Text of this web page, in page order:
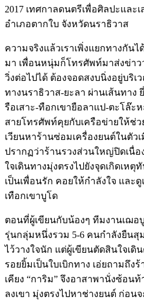
2017 เทศกาลดนตรีเพื่อศิลปะและ
อำเภอตากใบ จังหวัดนราธิวาส
ความจริงแล้วเราเพิ่งแยกทางกัน
มา เพื่อนหนุ่มก็โทรศัพท์มาส่งข่า
วิ่งต่อไปได้ ต้องจอดสงบนิ่งอยู่บริเ
ทางนราธิวาส-ยะลา ผ่านเส้นทาง
รือเสาะ-ทือกเขายือลาแป-ตะโล๊ะ
สายโทรศัพท์คุยกับเครือข่ายให้ช่
เวียนหาร้านซ่อมเครื่องยนต์ในตัว
ปรากฏว่าร้านรวงส่วนใหญ่ปิดเนื่อ
ใจเดินทางมุ่งตรงไปยังจุดเกิดเห
เป็นเพื่อนรัก คอยให้กำลังใจ และ
เทือกเขาบูโด
ตอนที่ผู้เขียนกับน้องๆ ทีมงานเฌอบู
รุ่นกลุ่มหนึ่งรวม 5-6 คนกำลังยืน
ไว้วางใจนัก แต่ผู้เขียนตัดสินใจเดิ
รอยยิ้มเป็นใบเบิกทาง เอ่ยถามถึ
เคียง “การิม” จึงอาสาพานั่งซ้อน
ลงเขา มุ่งตรงไปหาช่างยนต์ ก่อน